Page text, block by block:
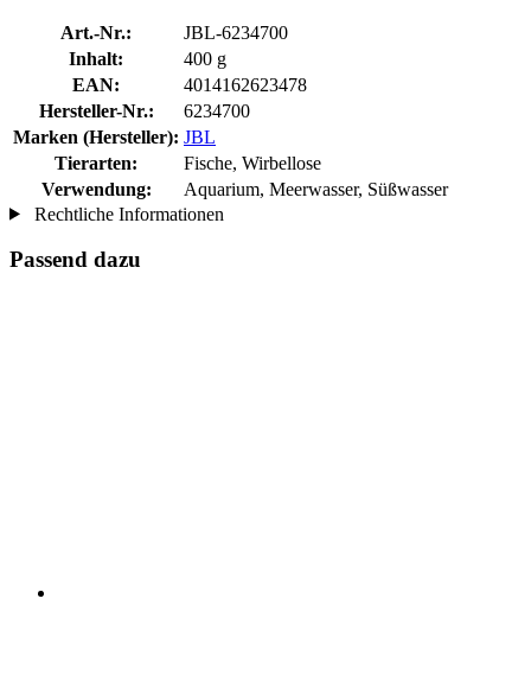
Art.-Nr.:
JBL-6234700
Inhalt:
400 g
EAN:
4014162623478
Hersteller-Nr.:
6234700
Marken (Hersteller): JBL
Tierarten:
Fische, Wirbellose
Verwendung:
Aquarium, Meerwasser, Süßwasser
Rechtliche Informationen
Passend dazu